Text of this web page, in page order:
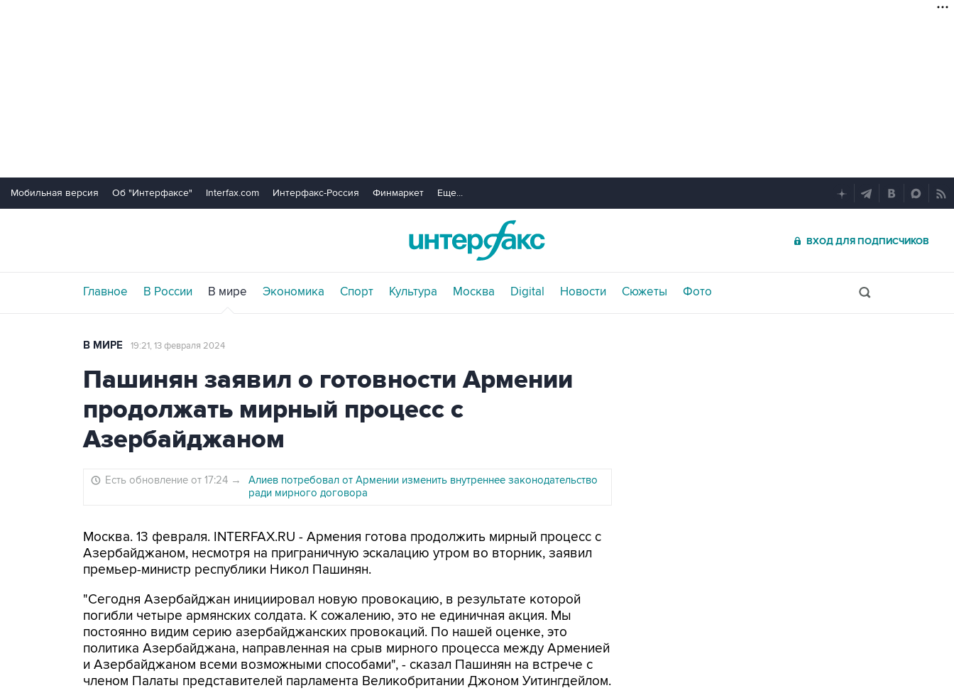
Мобильная версия Об "Интерфаксе" Interfax.com Интерфакс-Россия Финмаркет Еще...
ВХОД ДЛЯ ПОДПИСЧИКОВ
Главное В России В мире Экономика Спорт Культура Москва Digital Новости Сюжеты Фото
В МИРЕ 19:21, 13 февраля 2024
Пашинян заявил о готовности Армении
продолжать мирный процесс с
Азербайджаном
Есть обновление от 17:24 →
Алиев потребовал от Армении изменить внутреннее законодательство
ради мирного договора
Москва. 13 февраля. INTERFAX.RU - Армения готова продолжить мирный процесс с
Азербайджаном, несмотря на приграничную эскалацию утром во вторник, заявил
премьер-министр республики Никол Пашинян.
"Сегодня Азербайджан инициировал новую провокацию, в результате которой
погибли четыре армянских солдата. К сожалению, это не единичная акция. Мы
постоянно видим серию азербайджанских провокаций. По нашей оценке, это
политика Азербайджана, направленная на срыв мирного процесса между Арменией
и Азербайджаном всеми возможными способами", - сказал Пашинян на встрече с
членом Палаты представителей парламента Великобритании Джоном Уитингдейлом.